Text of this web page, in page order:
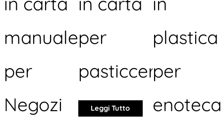
manuale
per
Negozi
per
pasticcerie
Leggi Tutto
plastica
per
enoteca